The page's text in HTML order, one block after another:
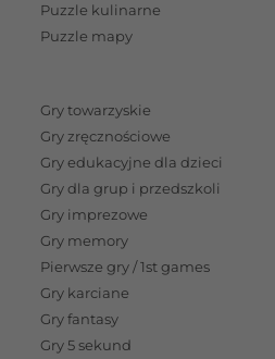
500 elementów –
i
× 500 elementówod Trefl to
z myślą o
Te puzzle nie tylko oferują
poziomie, ale również
i umiejętności
zawiera dwa obrazki,
Puzzle kulinarne
Puzzle mapy
Gry towarzyskie
Gry zręcznościowe
Gry edukacyjne dla dzieci
Gry dla grup i przedszkoli
Gry imprezowe
Gry memory
Pierwsze gry / 1st games
Gry karciane
Gry fantasy
Gry 5 sekund